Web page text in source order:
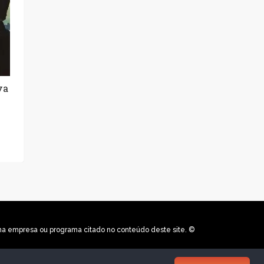
empresa ou programa citado no conteúdo deste site. ©